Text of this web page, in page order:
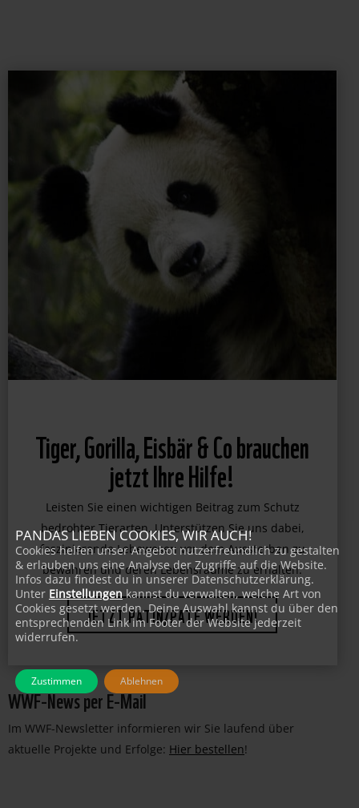
Tiger, Gorilla, Eisbär & Co brauchen
jetzt Ihre Hilfe!
Leisten Sie einen wichtigen Beitrag zum Schutz
bedrohter Tierarten. Unterstützen Sie uns dabei,
faszinierende Lebewesen vor dem Aussterben zu
bewahren und deren Lebensräume zu erhalten.
JETZT PATIN/PATE WERDEN!
WWF-News per E-Mail
Im WWF-Newsletter informieren wir Sie laufend über
aktuelle Projekte und Erfolge: Hier bestellen!
PANDAS LIEBEN COOKIES, WIR AUCH!
Cookies helfen unser Angebot nutzerfreundlich zu gestalten
& erlauben uns eine Analyse der Zugriffe auf die Website.
Infos dazu findest du in unserer Datenschutzerklärung.
Unter Einstellungen kannst du verwalten, welche Art von
Cookies gesetzt werden. Deine Auswahl kannst du über den
entsprechenden Link im Footer der Website jederzeit
widerrufen.
Zustimmen Ablehnen